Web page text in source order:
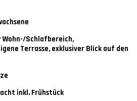
Schlafbereich,
Terrasse, exklusiver Blick auf den
inkl. Frühstück